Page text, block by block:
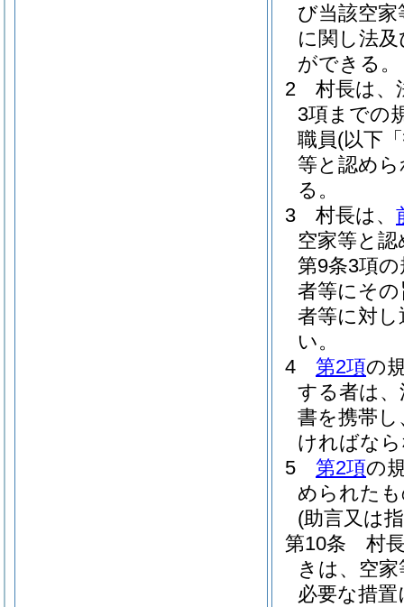
び当該空
に関し法
ができる。
2
村長は、
3項までの
職員(以下
等と認め
る。
3
村長は、
空家等と
第9条3項
者等にそ
者等に対
い。
4
第2項の
する者は
書を携帯
ければな
5
第2項の
められた
(助言又は
第10条
村
きは、空
必要な措